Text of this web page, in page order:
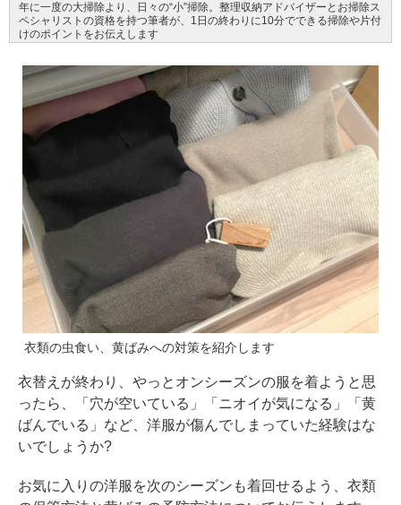
年に一度の大掃除より、日々の“小”掃除。整理収納アドバイザーとお掃除ス
ペシャリストの資格を持つ筆者が、1日の終わりに10分でできる掃除や片付
けのポイントをお伝えします
衣類の虫食い、黄ばみへの対策を紹介します
衣替えが終わり、やっとオンシーズンの服を着ようと思
ったら、「穴が空いている」「ニオイが気になる」「黄
ばんでいる」など、洋服が傷んでしまっていた経験はな
いでしょうか?
お気に入りの洋服を次のシーズンも着回せるよう、衣類